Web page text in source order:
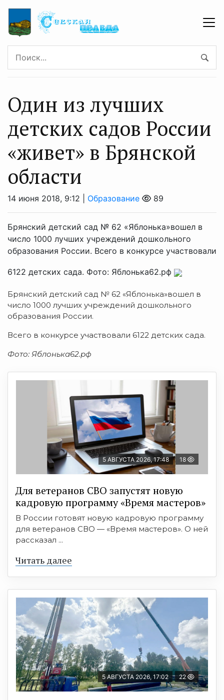
Один из лучших
детских садов России
«живет» в Брянской
области
14 июня 2018, 9:12 | Образование 89
Брянский детский сад № 62 «Яблонька»вошел в
число 1000 лучших учреждений дошкольного
образования России. Всего в конкурсе участвовали
6122 детских сада. Фото: Яблонька62.рф
Брянский детский сад № 62 «Яблонька»вошел в
число 1000 лучших учреждений дошкольного
образования России.
Всего в конкурсе участвовали 6122 детских сада.
Фото: Яблонька62.рф
5 АВГУСТА 2026, 17:48 18
Для ветеранов СВО запустят новую
кадровую программу «Время мастеров»
В России готовят новую кадровую программу
для ветеранов СВО — «Время мастеров». О ней
рассказал ...
Читать далее
5 АВГУСТА 2026, 17:02 22